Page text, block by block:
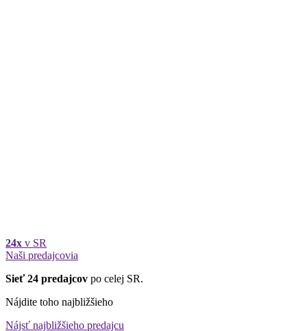
24x v SR
Naši predajcovia
Sieť 24 predajcov po celej SR.
Nájdite toho najbližšieho
Nájsť najbližšieho predajcu